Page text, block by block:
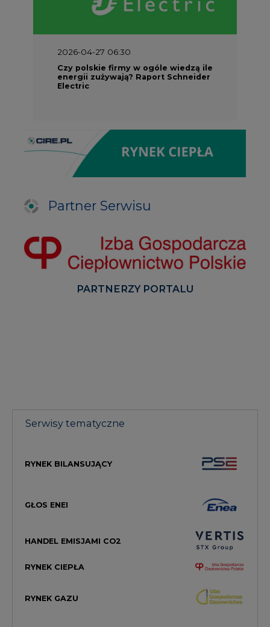
2026-04-27 06:30
Czy polskie firmy w ogóle wiedzą ile
energii zużywają? Raport Schneider
Electric
Partner Serwisu
PARTNERZY PORTALU
Serwisy tematyczne
RYNEK BILANSUJĄCY
GŁOS ENEI
HANDEL EMISJAMI CO2
RYNEK CIEPŁA
RYNEK GAZU